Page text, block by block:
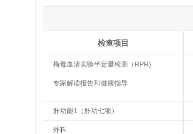
检查项目
梅毒血清实验半定量检测（RPR)
专家解读报告和健康指导
肝功能1（肝功七项）
外科